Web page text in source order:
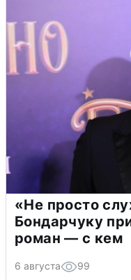
«Не просто
Бондарчуку
роман — с кем
6 августа 99